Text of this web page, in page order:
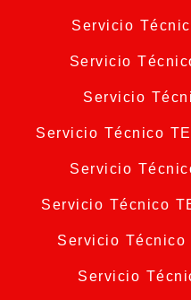
Servicio
Servicio
Servicio
Servicio Técnico
Servicio
Servicio Técnico
Servicio Técnico
Servicio